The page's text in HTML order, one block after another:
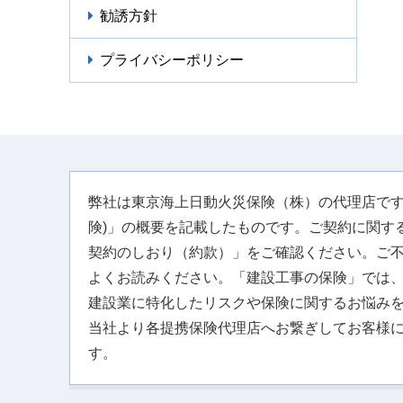
勧誘方針
プライバシーポリシー
弊社は東京海上日動火災保険（株）の代理店で
険)」の概要を記載したものです。ご契約に関
契約のしおり（約款）」をご確認ください。ご
よくお読みください。「建設工事の保険」では
建設業に特化したリスクや保険に関するお悩み
当社より各提携保険代理店へお繋ぎしてお客様
す。